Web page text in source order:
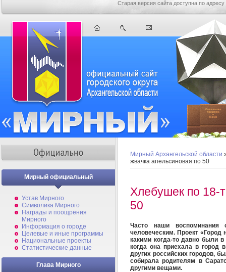
Старая версия сайта доступна по адресу
Мирный официальный
Устав Мирного
Символика Мирного
Награды и поощрения
Мирного
Информация о городе
Целевые и иные программы
Национальные проекты
Статистические данные
Глава Мирного
Мирный Архангельской области
жвачка апельсиновая по 50
Хлебушек по 18-
50
Часто наши
человеческим. Проект
какими когда-то давно были
когда она приехала в город
других российских городов,
собирала родителям в
другими вещами.